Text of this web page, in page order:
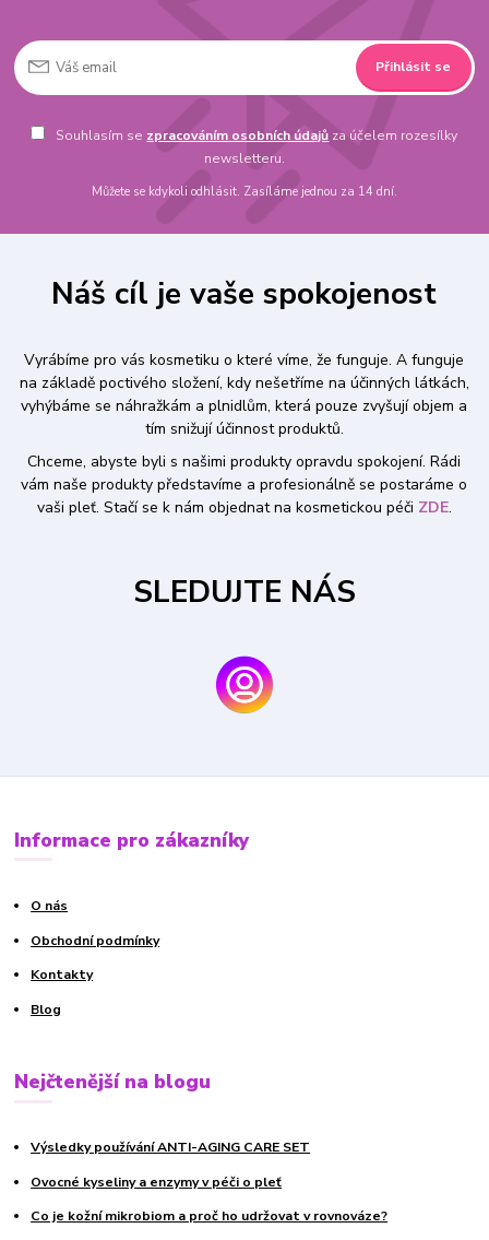
Přihlásit se
Souhlasím se zpracováním osobních údajů za účelem rozesílky
newsletteru.
Můžete se kdykoli odhlásit. Zasíláme jednou za 14 dní.
Náš cíl je vaše spokojenost
Vyrábíme pro vás kosmetiku o které víme, že funguje. A funguje
na základě poctivého složení, kdy nešetříme na účinných látkách,
vyhýbáme se náhražkám a plnidlům, která pouze zvyšují objem a
tím snižují účinnost produktů.
Chceme, abyste byli s našimi produkty opravdu spokojení. Rádi
vám naše produkty představíme a profesionálně se postaráme o
vaši pleť. Stačí se k nám objednat na kosmetickou péči ZDE.
SLEDUJTE NÁS
Informace pro zákazníky
O nás
Obchodní podmínky
Kontakty
Blog
Nejčtenější na blogu
Výsledky používání ANTI-AGING CARE SET
Ovocné kyseliny a enzymy v péči o pleť
Co je kožní mikrobiom a proč ho udržovat v rovnováze?